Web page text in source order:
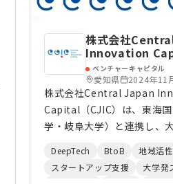
株式会社
Innovation
ベンチャーキャピタル
愛知県 2024年11
株式会社Central Japan
Capital（CJIC）は、東海
学・岐阜大学）と連携し、
キャピタルです。 情報技術、モビリティ、材料・
半導体、ライフサイエンス
DeepTech BtoB
地域活
スタートアップ支援
大学発